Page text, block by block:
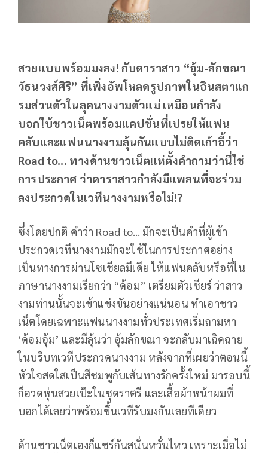
สวยแบบพร้อมมงลง! กับดาราสาว “อุ้ม-ลักขณา
วัธนวงส์ศิริ” ที่เพิ่งอัพโหลดรูปภาพในอินสตาแก
รมส่วนตัวในลุคนางงามตัวแม่ เหมือนกำลัง
บอกใบ้ชาวเน็ตพร้อมแคปชั่นที่เปรยให้แฟน
คลับและแฟนนางงามลุ้นกันแบบไม่ติดเก้าอี้ว่า
Road to... ทางด้านชาวเน็ตแห่ตั้งคำถามว่านี่ใช่
การประกาศ ว่าดาราสาวกำลังมีแพลนที่จะร่วม
ลงประกวดในเวทีนางงามหรือไม่!?
ซึ่งโดยปกติ คำว่า Road to... มักจะเป็นคำที่ผู้เข้า
ประกวดเวทีนางงามมักจะใช้ในการประกาศอย่าง
เป็นทางการผ่านโซเชียลมีเดีย ให้แฟนคลับหรือที่ใน
ภาษานางงามเรียกว่า “ด้อม” เตรียมตัวเชียร์ ว่าสาว
งามท่านนั้นจะเข้าแข่งขันอย่างแน่นอน ทำเอาชาว
เน็ตโดยเฉพาะแฟนนางงามทั่วประเทศเริ่มถามหา
‘ด้อมอุ้ม’ และมีลุ้นว่า อุ้มลักขณา จะกลับมาเฉิดฉาย
ในบริบทเวทีประกวดนางงาม หลังจากที่เผยว่าตอนนี้
หัวใจสดใสเป็นสีชมพูกับเส้นทางรักครั้งใหม่ มารอบนี้
ก็อวดหุ่นสวยเป๊ะในชุดราตรี และเสื้อผ้าหน้าผมที่
บอกได้เลยว่าพร้อมขึ้นเวทีรับมงกันเลยทีเดียว
ด้านชาวเน็ตเองก็แชร์กันสนั่นหวั่นไหว เพราะเมื่อไม่